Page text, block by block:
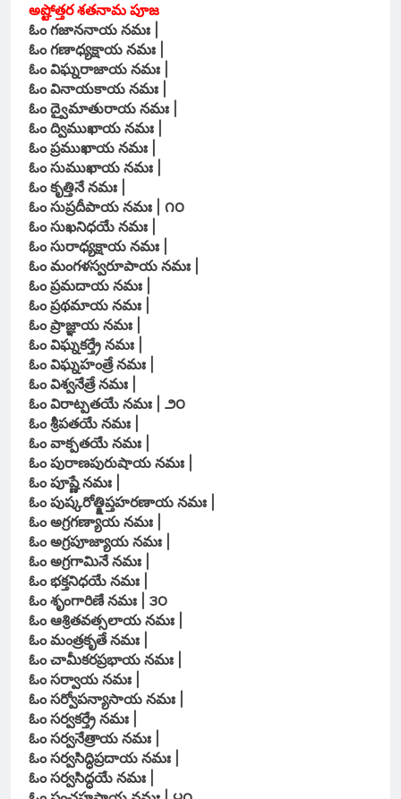
అష్టోత్తర శతనామ పూజ
ఓం గజాననాయ నమః |
ఓం గణాధ్యక్షాయ నమః |
ఓం విఘ్నరాజాయ నమః |
ఓం వినాయకాయ నమః |
ఓం ద్వైమాతురాయ నమః |
ఓం ద్విముఖాయ నమః |
ఓం ప్రముఖాయ నమః |
ఓం సుముఖాయ నమః |
ఓం కృత్తినే నమః |
ఓం సుప్రదీపాయ నమః | ౧౦
ఓం సుఖనిధయే నమః |
ఓం సురాధ్యక్షాయ నమః |
ఓం మంగళస్వరూపాయ నమః |
ఓం ప్రమదాయ నమః |
ఓం ప్రథమాయ నమః |
ఓం ప్రాజ్ఞాయ నమః |
ఓం విఘ్నకర్త్రే నమః |
ఓం విఘ్నహంత్రే నమః |
ఓం విశ్వనేత్రే నమః |
ఓం విరాట్పతయే నమః | ౨౦
ఓం శ్రీపతయే నమః |
ఓం వాక్పతయే నమః |
ఓం పురాణపురుషాయ నమః |
ఓం పూష్ణే నమః |
ఓం పుష్కరోత్క్షిప్తహరణాయ నమః |
ఓం అగ్రగణ్యాయ నమః |
ఓం అగ్రపూజ్యాయ నమః |
ఓం అగ్రగామినే నమః |
ఓం భక్తనిధయే నమః |
ఓం శృంగారిణే నమః | ౩౦
ఓం ఆశ్రితవత్సలాయ నమః |
ఓం మంత్రకృతే నమః |
ఓం చామీకరప్రభాయ నమః |
ఓం సర్వాయ నమః |
ఓం సర్వోపన్యాసాయ నమః |
ఓం సర్వకర్త్రే నమః |
ఓం సర్వనేత్రాయ నమః |
ఓం సర్వసిద్ధిప్రదాయ నమః |
ఓం సర్వసిద్ధయే నమః |